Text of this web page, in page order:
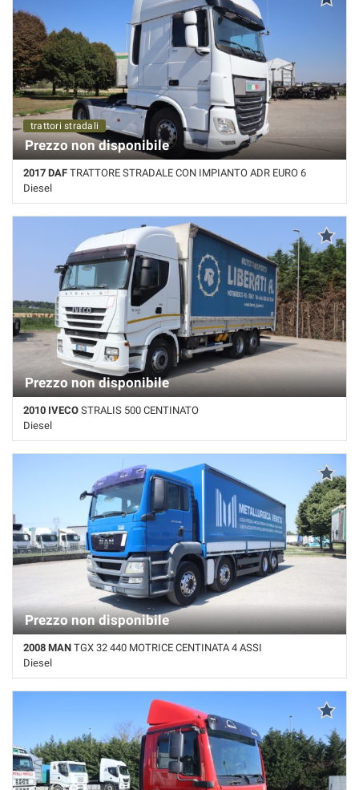
trattori stradali
Prezzo non disponibile
2017 DAF TRATTORE STRADALE CON IMPIANTO ADR EURO 6
Diesel
Km non disponibile • Cambio Automatico • Bianco pastello
Prezzo non disponibile
2010 IVECO STRALIS 500 CENTINATO
Diesel
Km non disponibile • Cambio Automatico • Bianco pastello
Prezzo non disponibile
2008 MAN TGX 32 440 MOTRICE CENTINATA 4 ASSI
Diesel
580.000 Km • Cambio Manuale • Blu pastello